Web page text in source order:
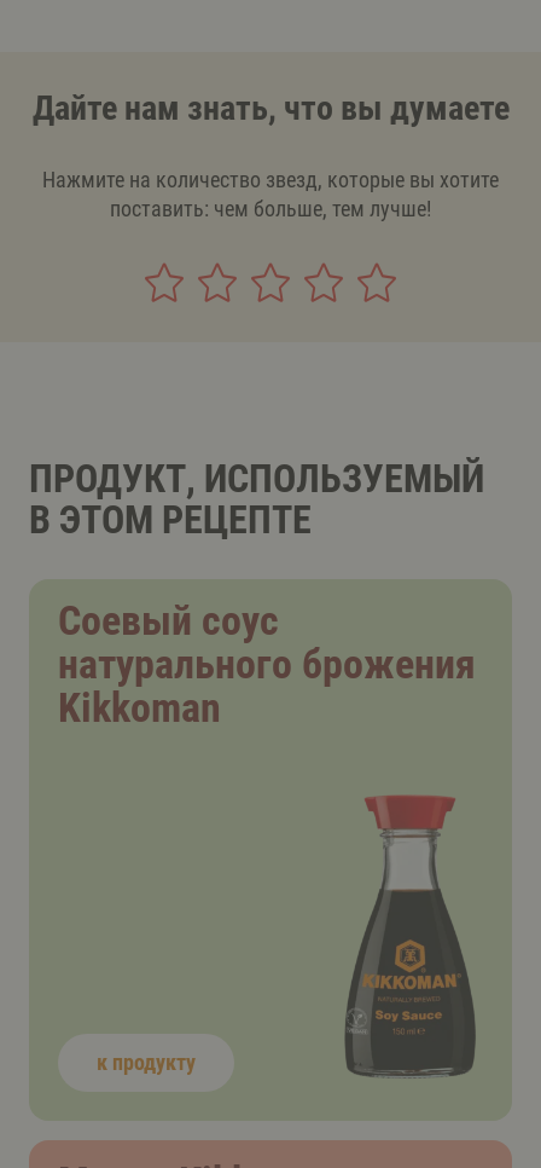
Дайте нам знать, что вы думаете
Нажмите на количество звезд, которые вы хотите
поставить: чем больше, тем лучше!
ПРОДУКТ, ИСПОЛЬЗУЕМЫЙ
В ЭТОМ РЕЦЕПТЕ
Соевый соус
натурального брожения
Kikkoman
к продукту